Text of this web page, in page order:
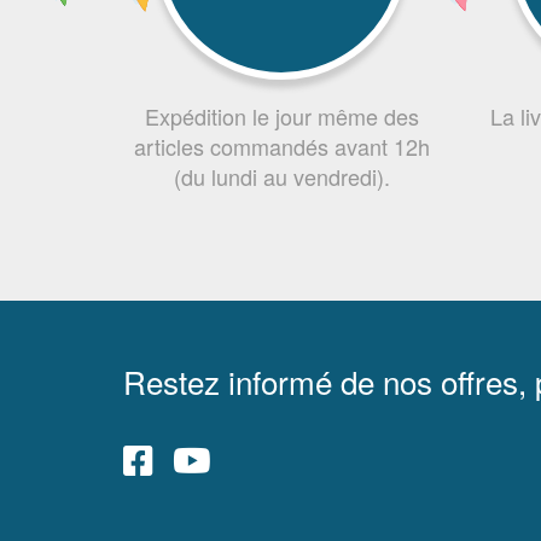
Expédition le jour même des
articles commandés avant 12h
(du lundi au vendredi).
La
Restez informé de nos